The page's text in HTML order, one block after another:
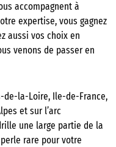
accompagnent à
expertise, vous gagnez
aussi vos choix en
venons de passer en
de-la-Loire, Ile-de-France,
et sur l’arc
une large partie de la
rare pour votre